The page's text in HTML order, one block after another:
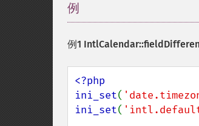
例
例1
<?php
ini_set(
ini_set(